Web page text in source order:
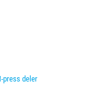
press deler